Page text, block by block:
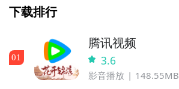
下载排行
01
腾讯视频
3.6
影音播放 148.55MB